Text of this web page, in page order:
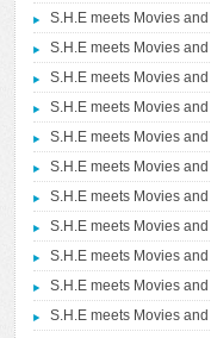
S.H.E meets Movies
S.H.E meets Movies
S.H.E meets Movies
S.H.E meets Movies
S.H.E meets Movies
S.H.E meets Movies
S.H.E meets Movies
S.H.E meets Movies
S.H.E meets Movies
S.H.E meets Movies
S.H.E meets Movies